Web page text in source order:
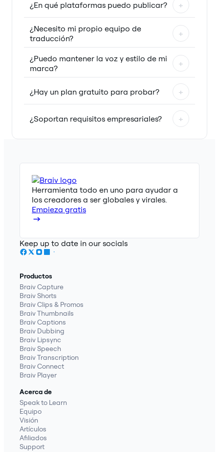
¿En qué plataformas puedo publicar? +
¿Necesito mi propio equipo de
traducción?
+
¿Puedo mantener la voz y estilo de mi
marca?
+
¿Hay un plan gratuito para probar? +
¿Soportan requisitos empresariales? +
Herramienta todo en uno para ayudar a
los creadores a ser globales y virales.
Empieza gratis
Keep up to date in our socials
Productos
Braiv Capture
Braiv Shorts
Braiv Clips & Promos
Braiv Thumbnails
Braiv Captions
Braiv Dubbing
Braiv Lipsync
Braiv Speech
Braiv Transcription
Braiv Connect
Braiv Player
Acerca de
Speak to Learn
Equipo
Visión
Artículos
Afiliados
Support